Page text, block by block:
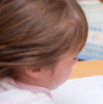
ENG SPN